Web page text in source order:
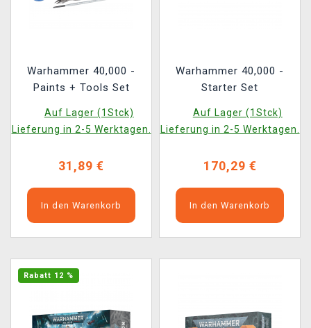
Warhammer 40,000 -
Paints + Tools Set
Auf Lager (1Stck)
Lieferung in 2-5 Werktagen.
31,89 €
In den Warenkorb
Warhammer 40,000 -
Starter Set
Auf Lager (1Stck)
Lieferung in 2-5 Werktagen.
170,29 €
In den Warenkorb
Rabatt 12 %